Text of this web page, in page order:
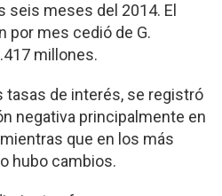
seis meses del 2014. El
por mes cedió de G.
millones.
tasas de interés, se registró
negativa principalmente en
que en los más
hubo cambios.